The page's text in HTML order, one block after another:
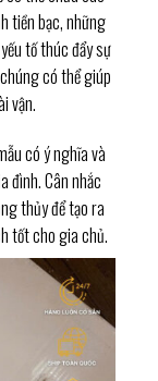
tiền bạc, những
tố thúc đẩy sự
có thể giúp
vận.
có ý nghĩa và
đình. Cân nhắc
thủy để tạo ra
tốt cho gia chủ.